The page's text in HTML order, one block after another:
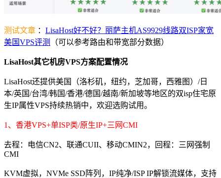
测试文章 ： LisaHost好不好？丽萨主机AS9929线路双ISP家宽
美国VPS评测
（可以参考路由和带宽部分数据）
LisaHost其它机房VPS方案配置情况
LisaHost还提供美国（洛杉矶，纽约，芝加哥，西雅图）/日
本/英国/台湾/韩国/香港/德国/越南/新加坡等地区的双isp住宅原
生IP属性VPS持续热销中，欢迎选购试用。
1、香港VPS+单ISP类/原生IP+三网CMI
去程：电信CN2、联通CUII、移动CMIN2，回程：三网强制
CMI
KVM虚拟，NVMe SSD阵列，IP纯净/ISP IP解锁流媒体，支持